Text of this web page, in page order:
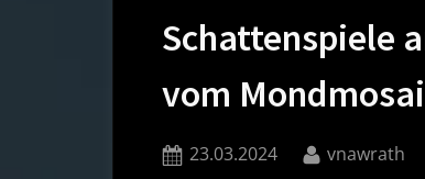
Schattenspiele
vom
Posted
23.03.2024 By
vnawrath